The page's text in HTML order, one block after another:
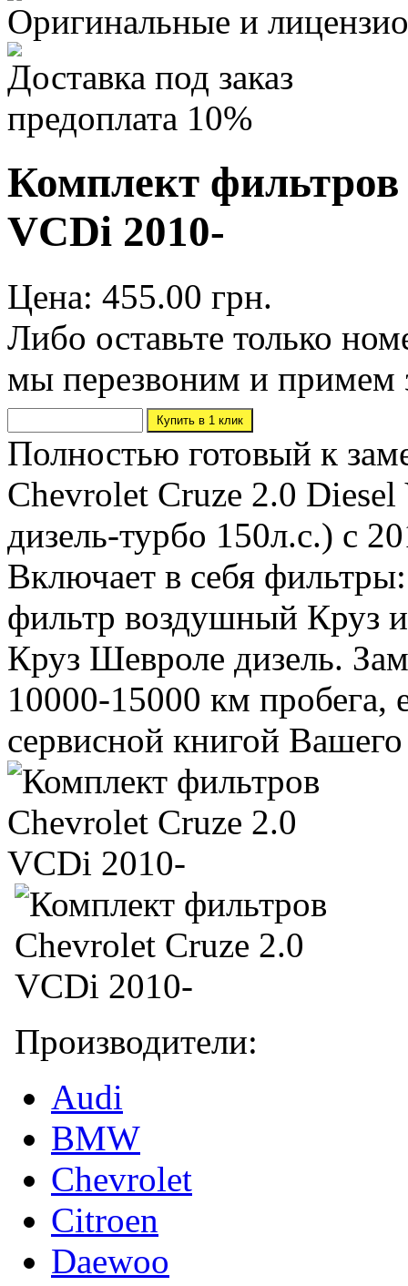
Оригинальные и
Доставка под заказ
предоплата 10%
Комплект
VCDi 2010-
Цена: 455.00 грн.
Либо оставьте только
мы перезвоним и примем
Полностью готовый к
Chevrolet Cruze 2.0
дизель-турбо 150л.с.) c
Включает в себя
фильтр воздушный Круз
Круз Шевроле дизель.
10000-15000 км пробега,
сервисной книгой
Производители:
Audi
BMW
Chevrolet
Citroen
Daewoo